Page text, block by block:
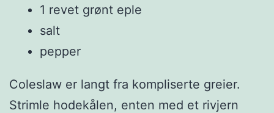
1 revet grønt eple
salt
pepper
Coleslaw er langt fra kompliserte greier.
Strimle hodekålen, enten med et rivjern